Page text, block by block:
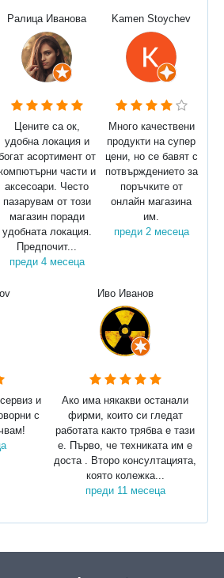
Ралица Иванова
Цените са ок,
удобна локация и
асортимент от
части и
аксесоари. Често
пазарувам от този
магазин поради
удобната локация.
Предпочит...
преди 4 месеца
Kamen Stoychev
Много качествени
продукти на супер
цени, но се бавят с
потвърждението за
поръчките от
онлайн магазина
им.
преди 2 месеца
и
с
Иво Иванов
Ако има някакви останали
фирми, които си гледат
работата както трябва е тази
е. Първо, че техниката им е
доста . Второ консултацията,
която колежка...
преди 11 месеца